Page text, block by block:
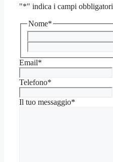
"*" indica i campi obbligatori
Nome*
Email*
Telefono*
Il tuo messaggio*